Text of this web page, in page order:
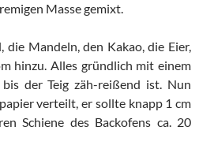
Masse gemixt.
die Mandeln, den Kakao, die Eier,
hinzu. Alles gründlich mit einem
der Teig zäh-reißend ist. Nun
verteilt, er sollte knapp 1 cm
Schiene des Backofens ca. 20